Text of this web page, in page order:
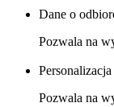
Dane o
Pozwala na
Pozwala na